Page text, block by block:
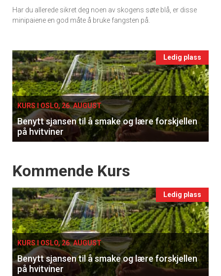
Ukens
Har du allerede sikret deg noen av skogens søte blå, er disse
minipaiene en god måte å bruke fangsten på.
Events
single
Ledig plass
KURS I OSLO, 26. AUGUST
Benytt sjansen til å smake og lære forskjellen
på hvitviner
Events
Kommende Kurs
Ledig plass
KURS I OSLO, 26. AUGUST
Benytt sjansen til å smake og lære forskjellen
på hvitviner